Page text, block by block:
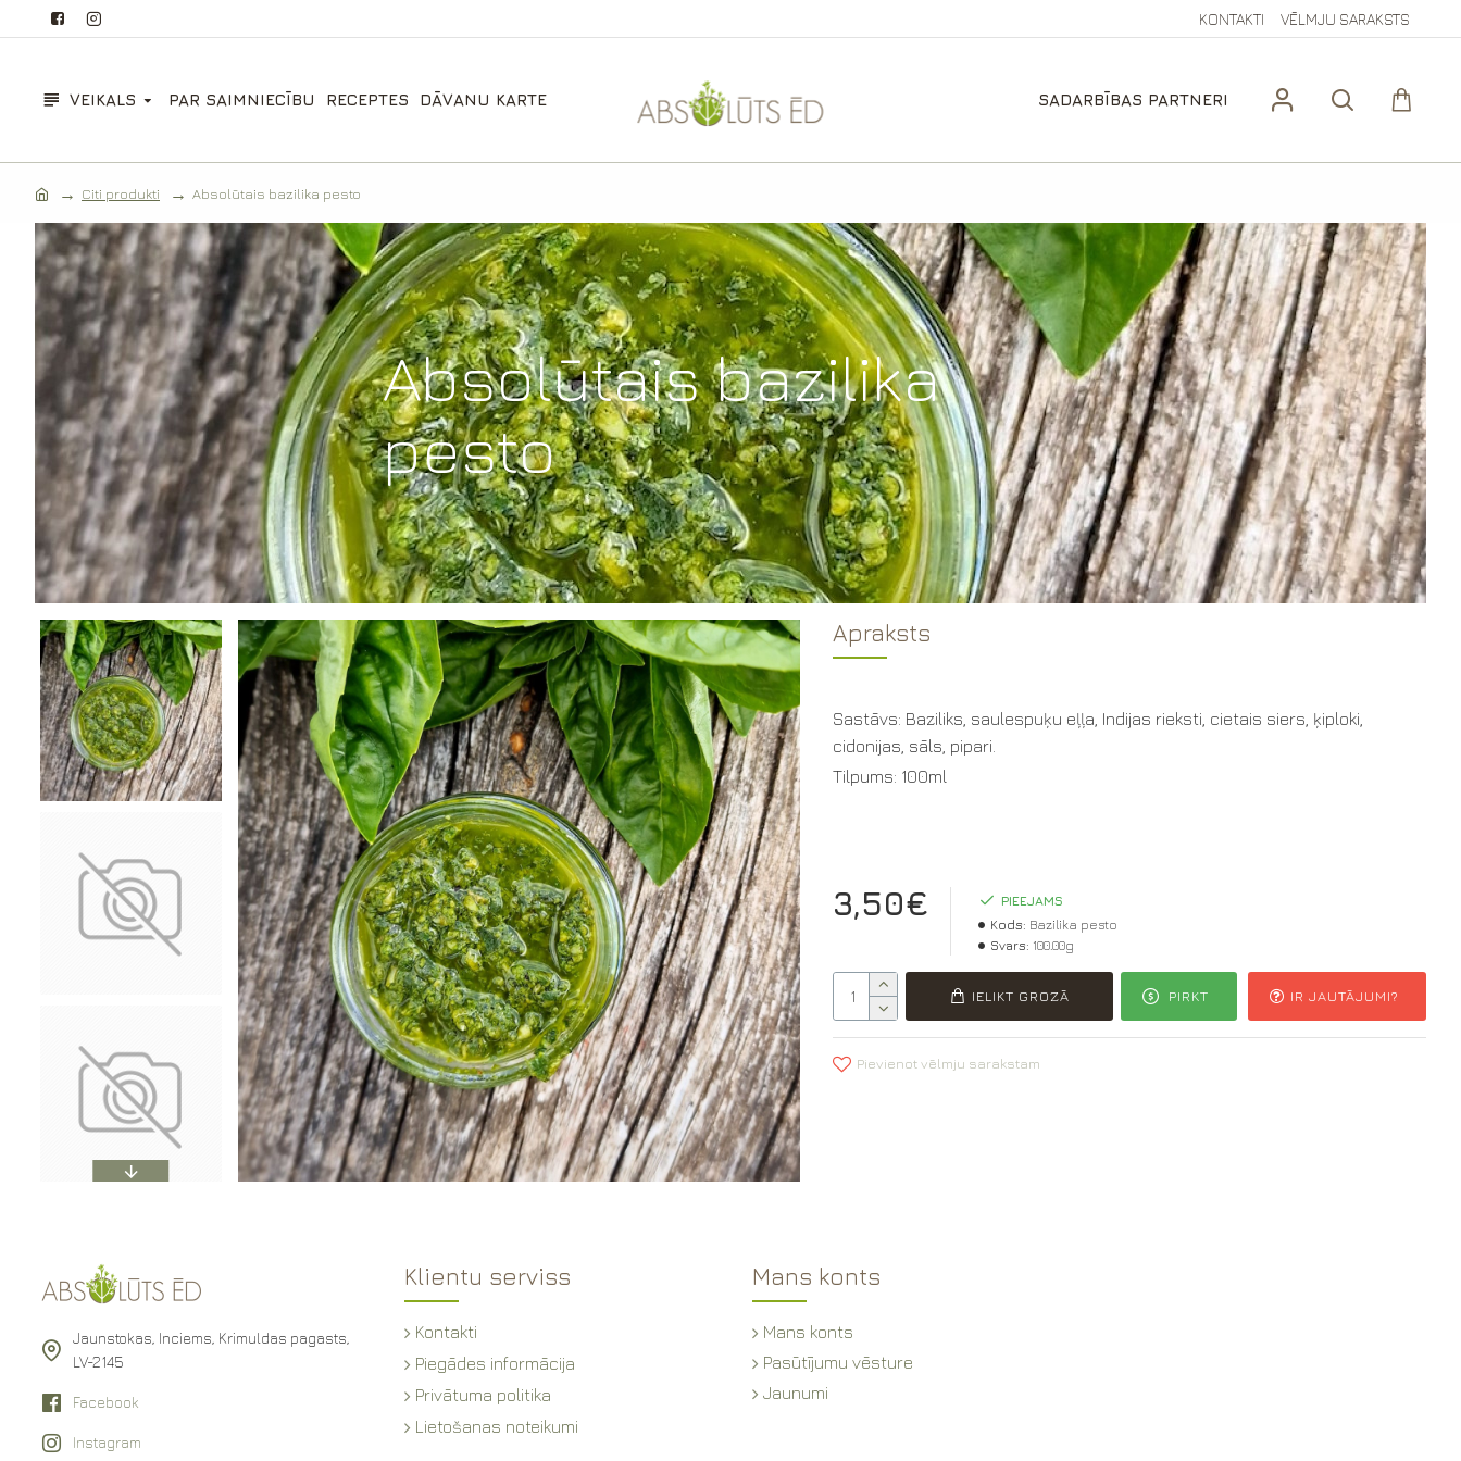
KONTAKTI VĒLMJU SARAKSTS
VEIKALS PAR SAIMNIECĪBU RECEPTES DĀVANU KARTE SADARBĪBAS PARTNERI
Citi produkti Absolūtais bazilika pesto
Absolūtais bazilika
pesto
Apraksts
Sastāvs: Baziliks, saulespuķu eļļa, Indijas rieksti, cietais siers, ķiploki,
cidonijas, sāls, pipari.
Tilpums: 100ml
3,50€
PIEEJAMS
Kods: Bazilika pesto
Svars: 100.00g
IELIKT GROZĀ PIRKT IR JAUTĀJUMI?
Pievienot vēlmju sarakstam
Jaunstokas, Inciems, Krimuldas pagasts,
LV-2145
Facebook
Instagram
Klientu serviss
Kontakti
Piegādes informācija
Privātuma politika
Lietošanas noteikumi
Mans konts
Mans konts
Pasūtījumu vēsture
Jaunumi